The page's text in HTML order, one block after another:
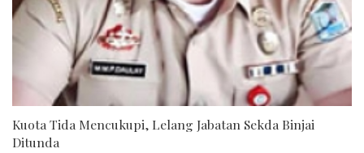
Kuota Tida Mencukupi, Lelang Jabatan Sekda Binjai
Ditunda